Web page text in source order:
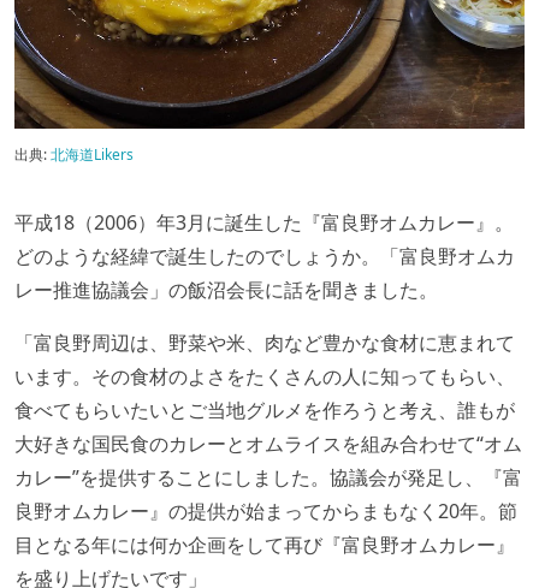
出典:北海道Likers
平成18（2006）年3月に誕生した『富良野オムカレー』。
どのような経緯で誕生したのでしょうか。「富良野オムカ
レー推進協議会」の飯沼会長に話を聞きました。
「富良野周辺は、野菜や米、肉など豊かな食材に恵まれて
います。その食材のよさをたくさんの人に知ってもらい、
食べてもらいたいとご当地グルメを作ろうと考え、誰もが
大好きな国民食のカレーとオムライスを組み合わせて“オム
カレー”を提供することにしました。協議会が発足し、『富
良野オムカレー』の提供が始まってからまもなく20年。節
目となる年には何か企画をして再び『富良野オムカレー』
を盛り上げたいです」